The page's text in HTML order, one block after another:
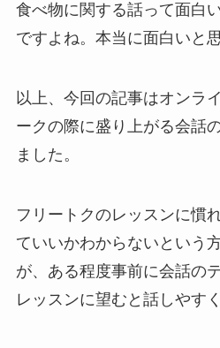
食べ物に関する話って面白
ですよね。本当に面白いと
以上、今回の記事はオンラ
ークの際に盛り上がる会話
ました。
フリートクのレッスンに慣
ていいかわからないという
が、ある程度事前に会話の
レッスンに望むと話しやす